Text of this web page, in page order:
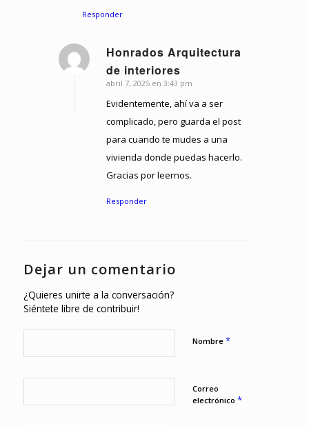
Responder
Honrados Arquitectura
de interiores
Dice:
abril 7, 2025 en 3:43 pm
Evidentemente, ahí va a ser
complicado, pero guarda el post
para cuando te mudes a una
vivienda donde puedas hacerlo.
Gracias por leernos.
Responder
Dejar un comentario
¿Quieres unirte a la conversación?
Siéntete libre de contribuir!
Nombre *
Correo
electrónico *